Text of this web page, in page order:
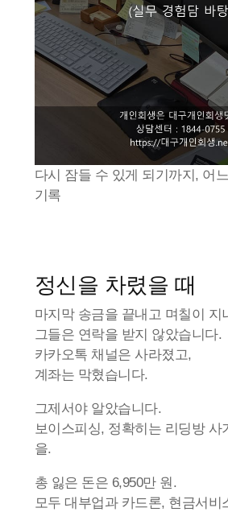
다시 잠들 수 있게 되기까지, 어
기록
정신을 차렸을 때
마지막 송금을 끝내고 며칠이 지
그들은 연락을 받지 않았습니다.
카카오톡 채널은 사라졌고,
계좌는 막혔습니다.
그제서야 알았습니다.
보이스피싱, 정확히는 리딩방 사
을.
총 잃은 돈은 6,950만 원.
모두 대부업과 카드론, 현금서비